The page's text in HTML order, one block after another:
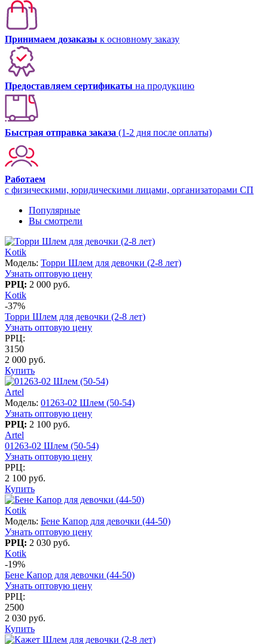
Принимаем дозаказы к основному заказу
Предоставляем сертификаты на продукцию
Быстрая отправка заказа (1-2 дня после оплаты)
Работаем
с физическими, юридическими лицами, организаторами СП
Популярные
Вы смотрели
Kotik
Модель: Торри Шлем для девочки (2-8 лет)
Узнать оптовую цену
РРЦ: 2 000 руб.
Kotik
-37%
Торри Шлем для девочки (2-8 лет)
Узнать оптовую цену
РРЦ:
3150
2 000 руб.
Купить
Artel
Модель: 01263-02 Шлем (50-54)
Узнать оптовую цену
РРЦ: 2 100 руб.
Artel
01263-02 Шлем (50-54)
Узнать оптовую цену
РРЦ:
2 100 руб.
Купить
Kotik
Модель: Бене Капор для девочки (44-50)
Узнать оптовую цену
РРЦ: 2 030 руб.
Kotik
-19%
Бене Капор для девочки (44-50)
Узнать оптовую цену
РРЦ:
2500
2 030 руб.
Купить